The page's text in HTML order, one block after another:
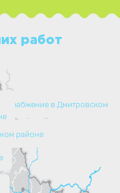
работ
районе
в Дмитровском